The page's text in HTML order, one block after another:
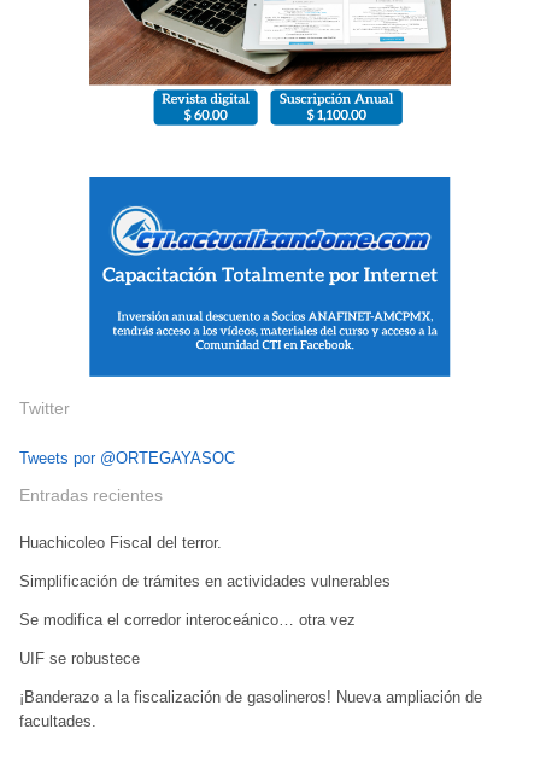
Twitter
Tweets por @ORTEGAYASOC
Entradas recientes
Huachicoleo Fiscal del terror.
Simplificación de trámites en actividades vulnerables
Se modifica el corredor interoceánico… otra vez
UIF se robustece
¡Banderazo a la fiscalización de gasolineros! Nueva ampliación de
facultades.